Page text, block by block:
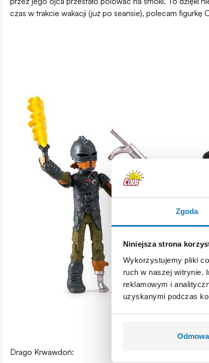
Zgoda
Niniejsza strona
Wykorzystujemy pliki
ruch w naszej witrynie.
reklamowym i
uzyskanymi podczas
Odmowa
czas w trakcie wakacji (już po seansie), polecam
Drago Krwawdoń: